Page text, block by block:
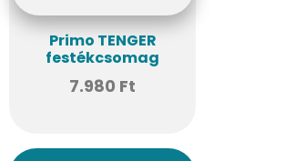
Primo TENGER
festékcsomag
7.980 Ft